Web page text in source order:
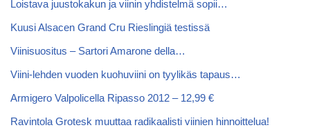
Loistava juustokakun ja viinin yhdistelmä sopii…
Kuusi Alsacen Grand Cru Rieslingiä testissä
Viinisuositus – Sartori Amarone della…
Viini-lehden vuoden kuohuviini on tyylikäs tapaus…
Armigero Valpolicella Ripasso 2012 – 12,99 €
Ravintola Grotesk muuttaa radikaalisti viinien hinnoittelua!